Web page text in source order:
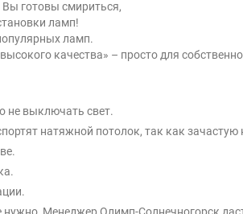
готовы смириться,
ламп!
ламп.
качества» – просто для
не выключать свет.
натяжной потолок, так как зачастую